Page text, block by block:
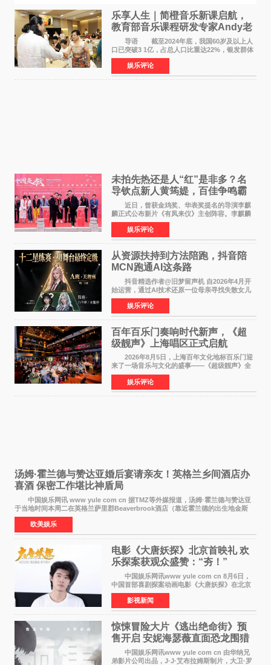
乐享人生｜简橙音乐新课启航，
教育部音乐课程研发专家Andy老
师重磅入驻领航银龄琴声
导语 截至2024年底，我国60岁及以上人
口已突破3 1亿，占总人口比重达22%，银发群体
的精神文化需求日益凸显。2024年1月，国务院办
公厅印发《关于发展银发经济增进老年人福祉的
意见》——这是
娱乐评论
未拍先热还是人“红”是非多？名
导钦点新人黄筠媞，百佳争鸣霸
气回应
近日，曾获金鸡奖、华表奖提名的导演李麒
麟正式公布新片《有凤来仪》主创阵容。李麒麟
早年凭电影《华容道》获得金鸡奖、华表奖提
名，此后长期参与国内外电影制作，其担任制片
人参与的作品亦曾
娱乐评论
从资源扶持到方法陪跑，抖音陪
MCN跑通AI这条路
抖音精选作者@旧梦留声机 自2026年4月开
始运营，通过AI技术还原一位母亲寻找失散女儿
的故事，凭借强情感表达获得大量用户关注，发
布仅21小时便获得超1亿曝光、超1000万互动。
此后，账号持续沿
娱乐评论
百年百乐门奏响时代新声，《超
级靓声》上海唱区正式启航
2026年8月5日，上海百年文化地标百乐门迎
来了一场音乐与文化的盛事——《超级靓声》全
国励志音乐公益节目上海唱区新闻发布会暨启动
仪式在此隆重举行。各界领导、嘉宾与媒体朋友
齐聚一堂，共同
娱乐评论
汤姆·霍兰德与赞达亚婚后宴请亲友！英格兰乡间酒店办
喜酒 保密工作堪比神盾局
中国娱乐网讯 www yule com cn 据TMZ等外媒报道，汤姆·霍兰德与赞达亚
于当地时间本周二在英格兰萨里郡Beaverbrook酒店（靠近霍兰德的出生地金斯
顿）举办婚宴，邀请家人与朋友们喝喜酒，庆祝
欧美娱乐
电影《大唐妖探》北京首映礼 欢
乐探案获观众盛赞：“夯！”
中国娱乐网讯www yule com cn 8月6日，
中国首部喜剧探案动画电影《大唐妖探》在北京
举办电影首映礼。导演程腾、联合导演黄珉、总
制片人曹紫建、制片人李莹莹，配音导演张喆，
对白指导程寅，领
影视新闻
惊悚冒险大片《逃出绝命街》预
售开启 安妮海瑟薇直面恐龙围猎
中国娱乐网讯www yule com cn 由华纳兄
弟影片公司出品，J·J·艾布拉姆斯制片，大卫·罗